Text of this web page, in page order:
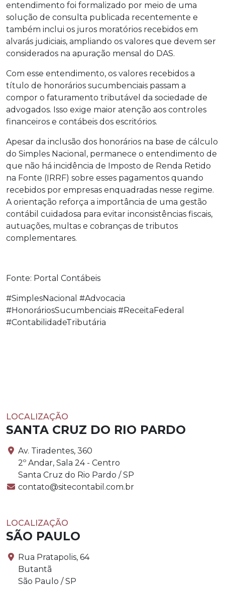
entendimento foi formalizado por meio de uma
solução de consulta publicada recentemente e
também inclui os juros moratórios recebidos em
alvarás judiciais, ampliando os valores que devem ser
considerados na apuração mensal do DAS.
Com esse entendimento, os valores recebidos a
título de honorários sucumbenciais passam a
compor o faturamento tributável da sociedade de
advogados. Isso exige maior atenção aos controles
financeiros e contábeis dos escritórios.
Apesar da inclusão dos honorários na base de cálculo
do Simples Nacional, permanece o entendimento de
que não há incidência de Imposto de Renda Retido
na Fonte (IRRF) sobre esses pagamentos quando
recebidos por empresas enquadradas nesse regime.
A orientação reforça a importância de uma gestão
contábil cuidadosa para evitar inconsistências fiscais,
autuações, multas e cobranças de tributos
complementares.
Fonte: Portal Contábeis
#SimplesNacional #Advocacia
#HonoráriosSucumbenciais #ReceitaFederal
#ContabilidadeTributária
LOCALIZAÇÃO
SANTA CRUZ DO RIO PARDO
Av. Tiradentes, 360
2º Andar, Sala 24 - Centro
Santa Cruz do Rio Pardo / SP
contato@sitecontabil.com.br
LOCALIZAÇÃO
SÃO PAULO
Rua Pratapolis, 64
Butantã
São Paulo / SP